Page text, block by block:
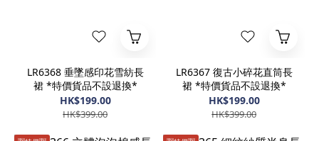
LR6368 垂墜感印花雪紡長
裙 *特價貨品不設退換*
HK$199.00
HK$399.00
LR6367 復古小碎花直筒長
裙 *特價貨品不設退換*
HK$199.00
HK$399.00